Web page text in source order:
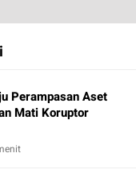
Perampasan Aset
Mati Koruptor